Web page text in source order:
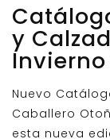
y
Invierno
Nuevo
Caballero
esta nueva